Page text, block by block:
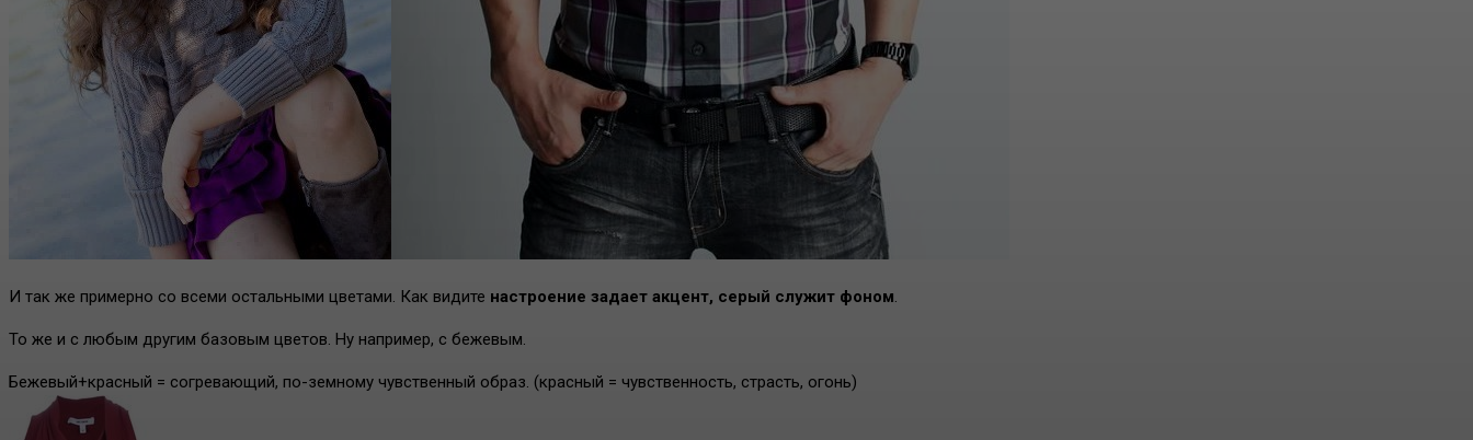
И так же примерно со всеми остальными цветами. Как видите настроение задает акцент, серый служит фоном.
То же и с любым другим базовым цветов. Ну например, с бежевым.
Бежевый+красный = согревающий, по-земному чувственный образ. (красный = чувственность, страсть, огонь)